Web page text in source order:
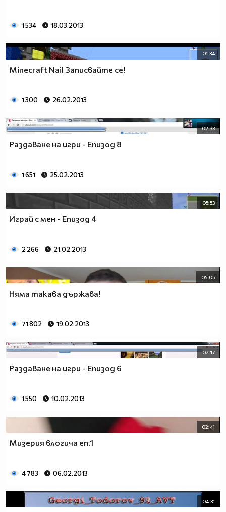
1 534 18.03.2013
01:34
Minecraft Nail Записвайте се!
1 300 26.02.2013
02:33
Раздаване на игри - Епизод 8
1 651 25.02.2013
05:53
Играй с мен - Епизод 4
2 266 21.02.2013
05:05
Няма такава държава!
71 802 19.02.2013
02:17
Раздаване на игри - Епизод 6
1 550 10.02.2013
02:41
Мизерия влогича еп.1
4 783 06.02.2013
04:31